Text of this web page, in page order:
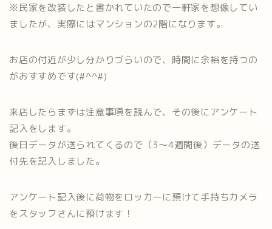
※民家を改装したと書かれていたので一軒家を想像してい
ましたが、実際にはマンションの2階になります。
お店の付近が少し分かりづらいので、時間に余裕を持つの
がおすすめです(#^^#)
来店したらまずは注意事項を読んで、その後にアンケート
記入をします。
後日データが送られてくるので（3～4週間後）データの送
付先を記入しました。
アンケート記入後に荷物をロッカーに預けて手持ちカメラ
をスタッフさんに預けます！